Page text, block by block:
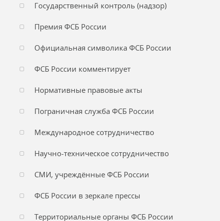
Государственный контроль (надзор)
Премия ФСБ России
Официальная символика ФСБ России
ФСБ России комментирует
Нормативные правовые акты
Пограничная служба ФСБ России
Международное сотрудничество
Научно-техническое сотрудничество
СМИ, учреждённые ФСБ России
ФСБ России в зеркале прессы
Территориальные органы ФСБ России